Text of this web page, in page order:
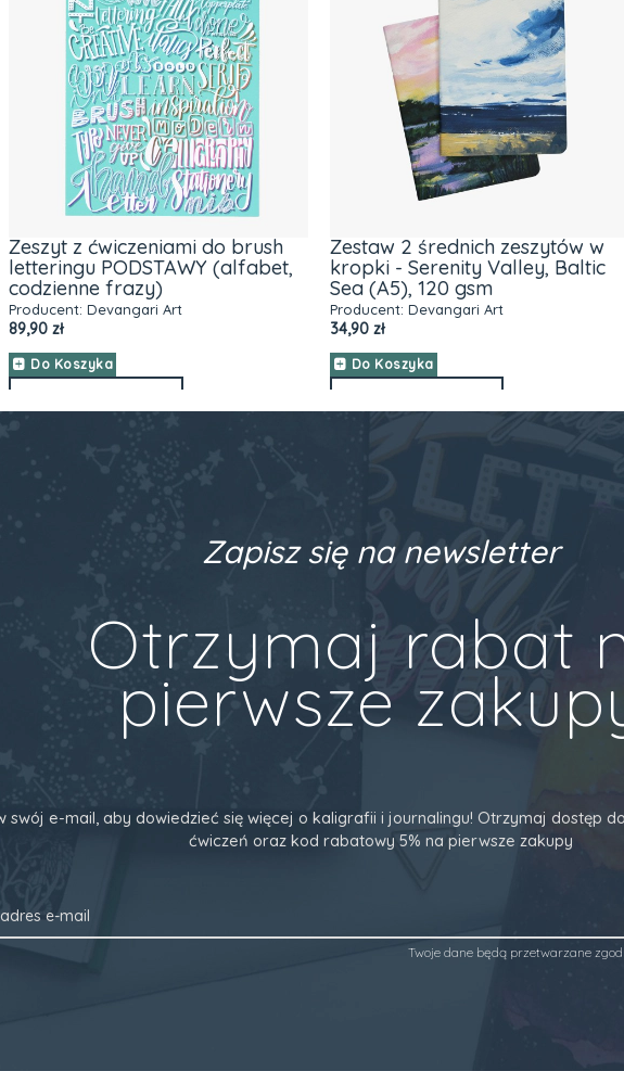
Zestaw 2 średnich zeszytów w
kropki - Serenity Valley, Baltic
Sea (A5), 120 gsm
Producent: Devangari Art
Do Koszyka
Baltic Sea - średni zeszyt
kropki 14,5x20,5cm
Producent: Devangari Art
18,90 zł
ZOBACZ WIĘCEJ
Zapisz się na newsletter
Otrzymaj rabat
pierwsze
swój e-mail, aby dowiedzieć się więcej o kaligrafii i journalingu! Otrzymaj dostęp
ćwiczeń oraz kod rabatowy 5% na pierwsze zakupy
Twoje dane będą przetwarzane